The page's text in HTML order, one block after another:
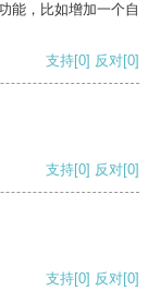
能，比如增加一个自
支持[0] 反对[0]
支持[0] 反对[0]
支持[0] 反对[0]